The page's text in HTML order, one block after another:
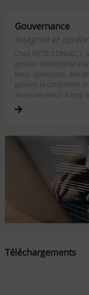
Gouvernance
Intégrité et
Chez METZ
gestion d’entreprise
Nous appliquons des
garantir la conformité
ainsi une valeur à long
Téléchargements